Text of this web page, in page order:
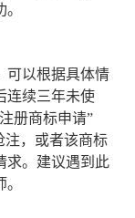
可以根据具体情
连续三年未使
册商标申请”
注，或者该商标
求。建议遇到此